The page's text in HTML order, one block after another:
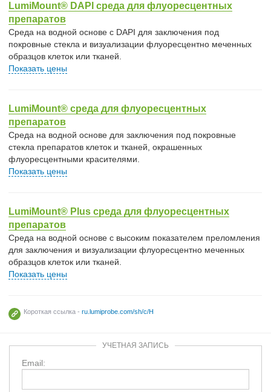
LumiMount® DAPI среда для флуоресцентных
препаратов
Cреда на водной основе с DAPI для заключения под
покровные стекла и визуализации флуоресцентно меченных
образцов клеток или тканей.
Показать цены
LumiMount® среда для флуоресцентных
препаратов
Cреда на водной основе для заключения под покровные
стекла препаратов клеток и тканей, окрашенных
флуоресцентными красителями.
Показать цены
LumiMount® Plus среда для флуоресцентных
препаратов
Cреда на водной основе с высоким показателем преломления
для заключения и визуализации флуоресцентно меченных
образцов клеток или тканей.
Показать цены
Короткая ссылка - ru.lumiprobe.com/sh/c/H
УЧЕТНАЯ ЗАПИСЬ
Email: